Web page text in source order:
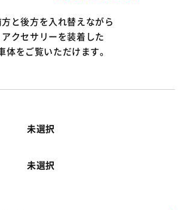
方と後方を入れ替えながら
アクセサリーを装着した
体をご覧いただけます。
未選択
未選択